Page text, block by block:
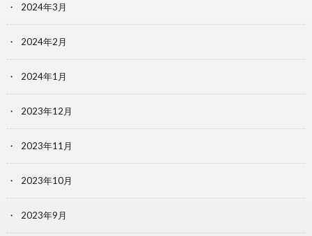
2024年3月
2024年2月
2024年1月
2023年12月
2023年11月
2023年10月
2023年9月